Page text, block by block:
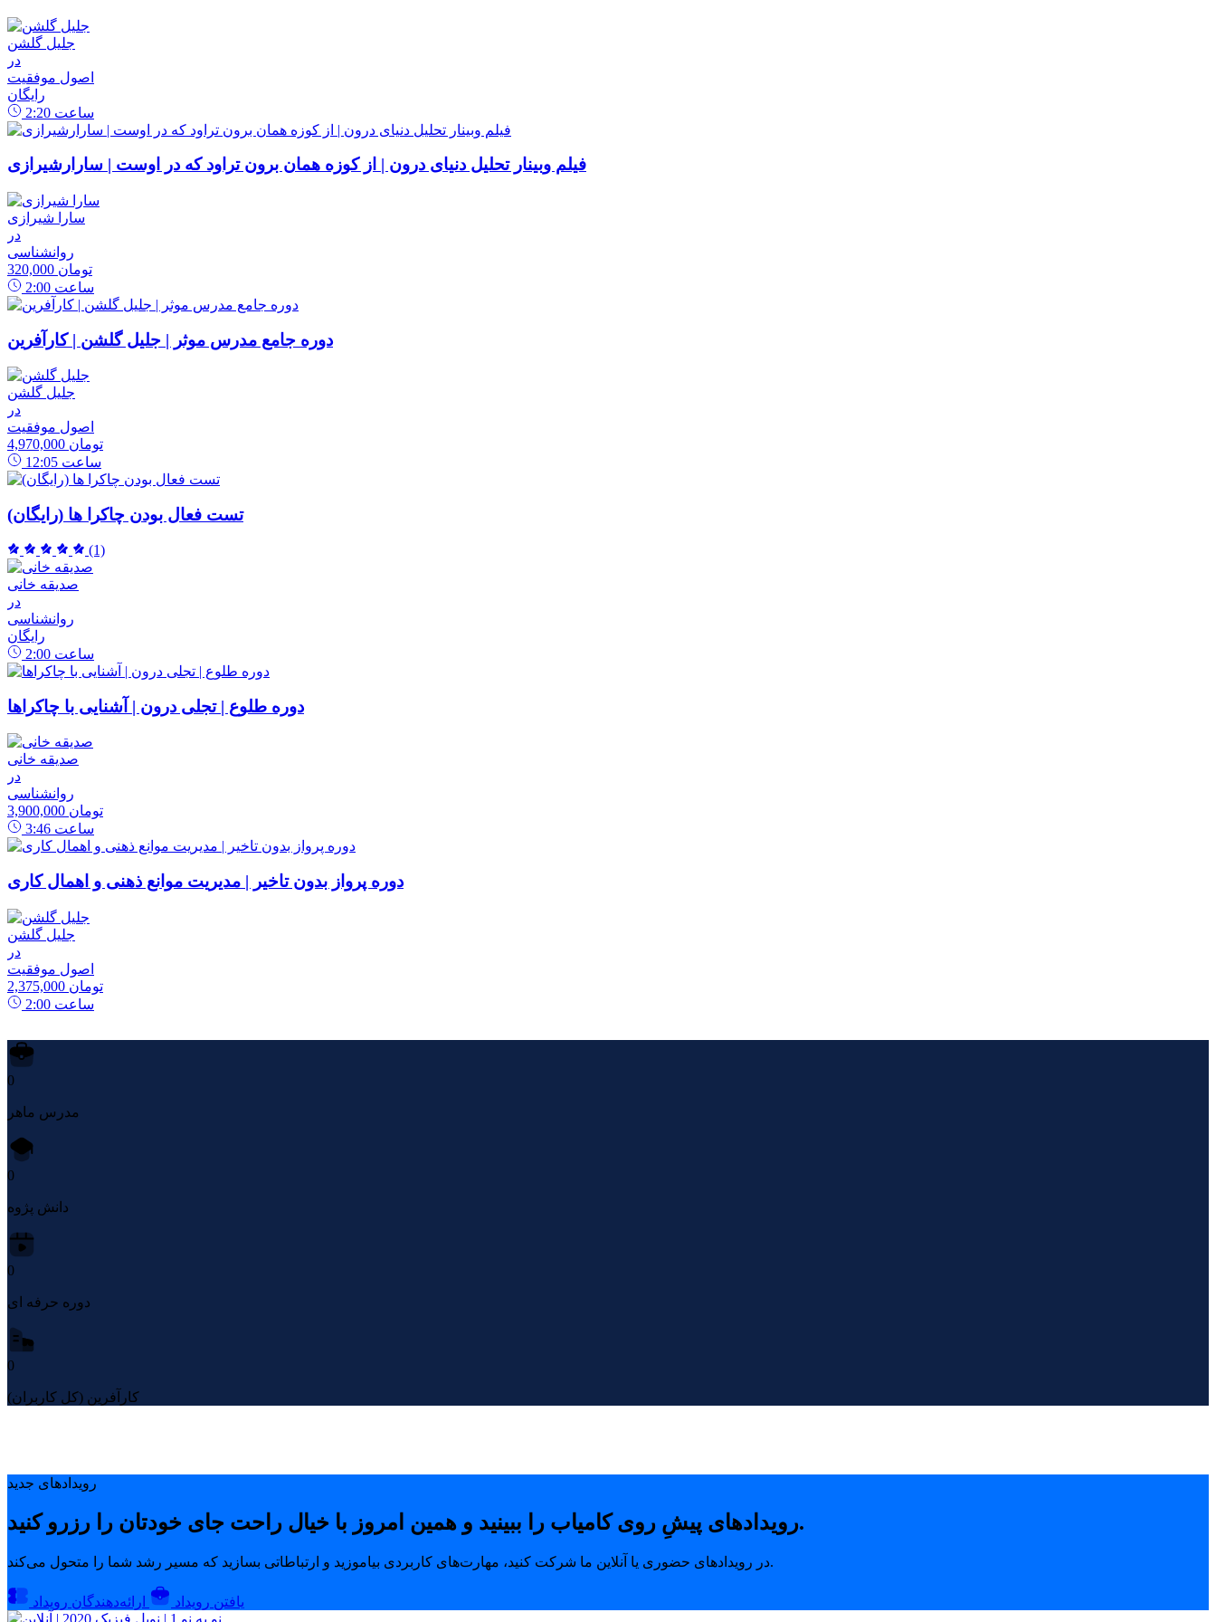
جلیل گلشن
در
اصول موفقیت
رایگان
2:20 ساعت
فیلم وبینار تحلیل دنیای درون | از کوزه همان برون تراود که در اوست | سارارشیرازی
سارا شیرازی
در
روانشناسی
320,000 تومان
2:00 ساعت
دوره جامع مدرس موثر | جلیل گلشن | کارآفرین
جلیل گلشن
در
اصول موفقیت
4,970,000 تومان
12:05 ساعت
تست فعال بودن چاکرا ها (رایگان)
(1)
صدیقه خانی
در
روانشناسی
رایگان
2:00 ساعت
دوره طلوع | تجلی درون | آشنایی با چاکراها
صدیقه خانی
در
روانشناسی
3,900,000 تومان
3:46 ساعت
دوره پرواز بدون تاخیر | مدیریت موانع ذهنی و اهمال کاری
جلیل گلشن
در
اصول موفقیت
2,375,000 تومان
2:00 ساعت
0
مدرس ماهر
0
دانش پژوه
0
دوره حرفه ای
0
کارآفرین (کل کاربران)
رویدادهای جدید
رویدادهای پیشِ روی کامیاب را ببینید و همین امروز با خیال راحت جای خودتان را رزرو کنید.
در رویدادهای حضوری یا آنلاین ما شرکت کنید، مهارت‌های کاربردی بیاموزید و ارتباطاتی بسازید که مسیر رشد شما را متحول می‌کند.
یافتن رویداد ارائه‌دهندگان رویداد